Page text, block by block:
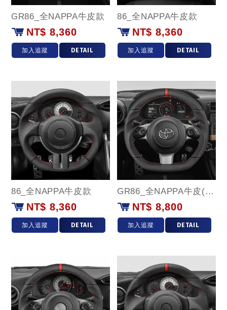
GR86_全NAPPA牛皮款
NT$ 8,360
加入追蹤 DETAIL
86_全NAPPA牛皮款
NT$ 8,360
加入追蹤 DETAIL
86_全NAPPA牛皮款
NT$ 8,360
加入追蹤 DETAIL
GR86_全NAPPA牛皮(紅環)款
NT$ 8,800
加入追蹤 DETAIL